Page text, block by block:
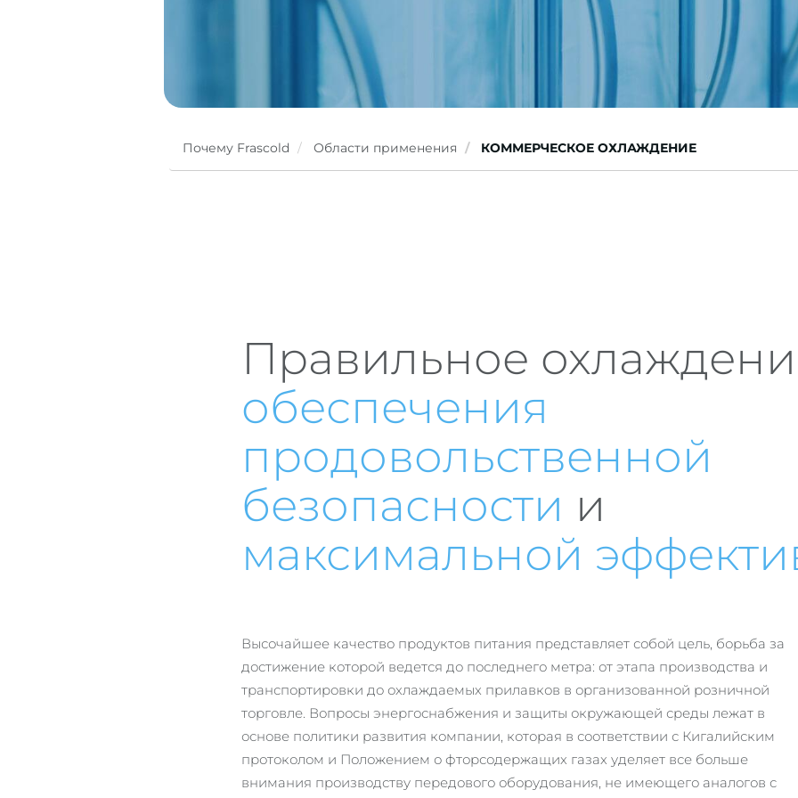
Почему Frascold Области применения КОММЕРЧЕСКОЕ ОХЛАЖДЕНИЕ
Правильное
обеспечения
продовольственной
безопасности и
максимальной
Высочайшее качество продуктов питания представляет собой цель, борьба за
достижение которой ведется до последнего метра: от этапа производства и
транспортировки до охлаждаемых прилавков в организованной розничной
торговле. Вопросы энергоснабжения и защиты окружающей среды лежат в
основе политики развития компании, которая в соответствии с Кигалийским
протоколом и Положением о фторсодержащих газах уделяет все больше
внимания производству передового оборудования, не имеющего аналогов с